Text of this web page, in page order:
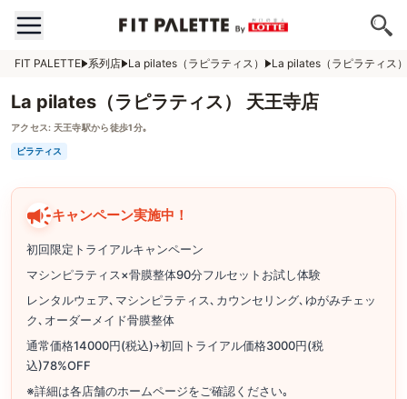
FIT PALETTE 系列店 La pilates（ラピラティス） La pilates（ラピラティス
La pilates（ラピラティス） 天王寺店
アクセス: 天王寺駅から徒歩1分｡
ピラティス
キャンペーン実施中！
初回限定トライアルキャンペーン
マシンピラティス×骨膜整体90分フルセットお試し体験
レンタルウェア､マシンピラティス､カウンセリング､ゆがみチェッ
ク､オーダーメイド骨膜整体
通常価格14000円(税込)￫初回トライアル価格3000円(税
込)78%OFF
※詳細は各店舗のホームページをご確認ください｡